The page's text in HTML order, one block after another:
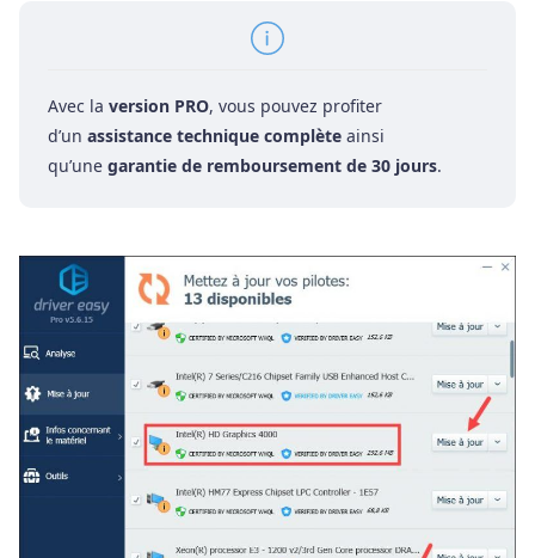
Avec la version PRO, vous pouvez profiter
d’un assistance technique complète ainsi
qu’une garantie de remboursement de 30 jours.